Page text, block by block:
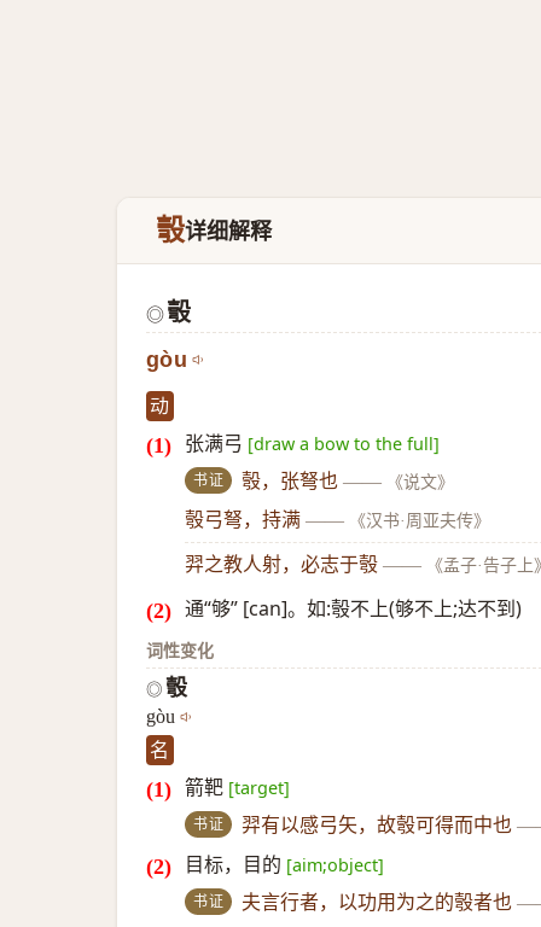
彀详细解释
◎彀
gòu
动
张满弓 [draw a bow to the full]
书证 彀，张弩也 —— 《说文》
彀弓弩，持满 —— 《汉书·周亚夫传》
羿之教人射，必志于彀 —— 《孟子·告子上》
通“够” [can]。如:彀不上(够不上;达不到)
词性变化
◎ 彀
gòu
名
箭靶 [target]
书证 羿有以感弓矢，故彀可得而中也
目标，目的 [aim;object]
书证 夫言行者，以功用为之的彀者也